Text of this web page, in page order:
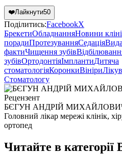
❤️Лайкнути50
Поділитись:FacebookX
БрекетиОбладнанняНовини
порадиПротезуванняСедація
фактиЧищення зубів
зубівОртодонтіяІмплантиДитяча
стоматологіяКоронкиВініри
Стоматологу
Рецензент
БЄГУН АНДРІЙ
Головний лікар мережі клінік,
ортопед
Читайте в категорії